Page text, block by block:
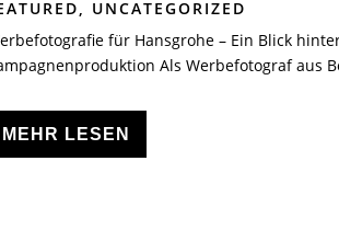
, UNCATEGORIZED
für Hansgrohe – Ein Blick
Als Werbefotograf aus
MEHR LESEN